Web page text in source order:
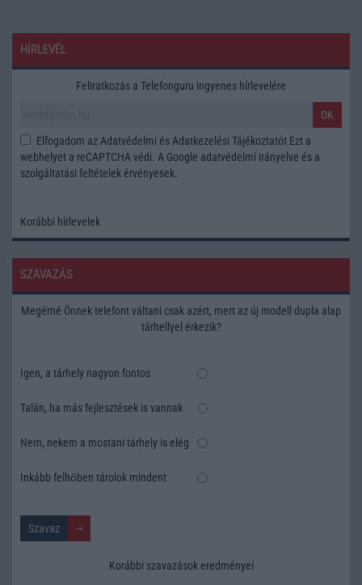
HÍRLEVÉL
Feliratkozás a Telefonguru ingyenes hírlevelére
OK
Elfogadom azAdatvédelmi és Adatkezelési Tájékoztatót Ezt a
webhelyet a reCAPTCHA védi. A Google adatvédelmi irányelve és a
szolgáltatási feltételek érvényesek.
Korábbi hírlevelek
SZAVAZÁS
Megérné Önnek telefont váltani csak azért, mert az új modell dupla alap
tárhellyel érkezik?
Igen, a tárhely nagyon fontos
Talán, ha más fejlesztések is vannak
Nem, nekem a mostani tárhely is elég
Inkább felhőben tárolok mindent
Korábbi szavazások eredményei